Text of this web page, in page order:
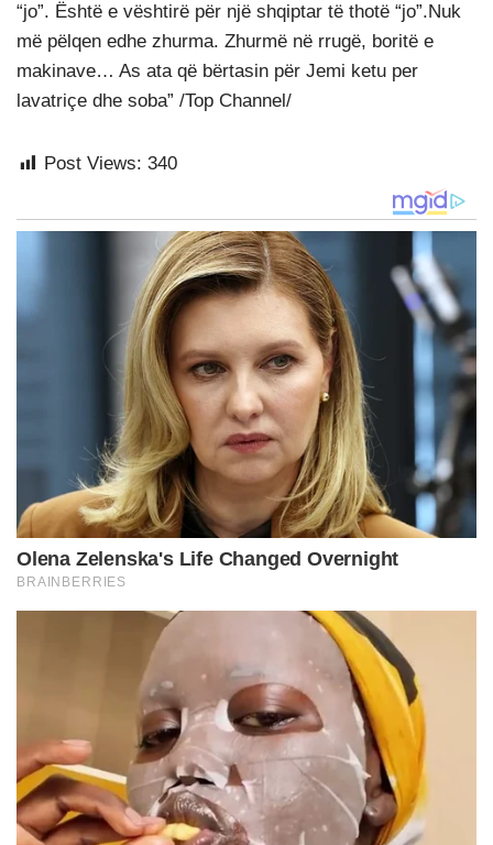
“jo”. Është e vështirë për një shqiptar të thotë “jo”.Nuk
më pëlqen edhe zhurma. Zhurmë në rrugë, boritë e
makinave… As ata që bërtasin për Jemi ketu per
lavatriçe dhe soba” /Top Channel/
Post Views: 340